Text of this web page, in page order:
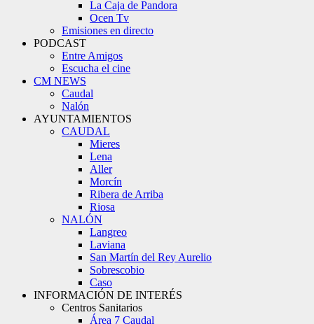
La Caja de Pandora
Ocen Tv
Emisiones en directo
PODCAST
Entre Amigos
Escucha el cine
CM NEWS
Caudal
Nalón
AYUNTAMIENTOS
CAUDAL
Mieres
Lena
Aller
Morcín
Ribera de Arriba
Riosa
NALÓN
Langreo
Laviana
San Martín del Rey Aurelio
Sobrescobio
Caso
INFORMACIÓN DE INTERÉS
Centros Sanitarios
Área 7 Caudal